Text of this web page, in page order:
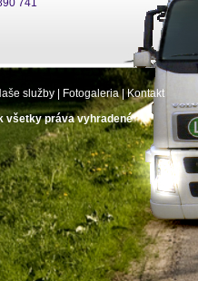
741
služby Fotogaleria|Kontakt
všetky práva vyhradené